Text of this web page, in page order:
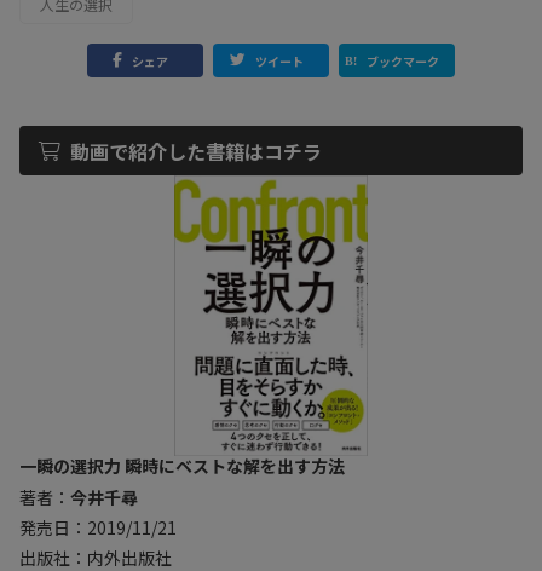
人生の選択
シェア ツイート ブックマーク
動画で紹介した書籍はコチラ
一瞬の選択力 瞬時にベストな解を出す方法
著者： 今井千尋
発売日：2019/11/21
出版社：内外出版社